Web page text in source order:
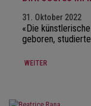
31. Oktober 2022
«Die
geboren,
WEITER